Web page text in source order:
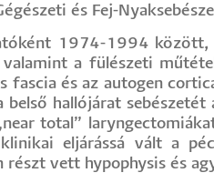
és Fej-
1974-1994 között,
a fülészeti
fascia és az autogen
belső hallójárat
total”
eljárássá vált a
részt vett hypophysis és